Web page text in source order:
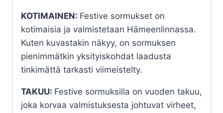
KOTIMAINEN: Festive sormukset on
kotimaisia ja valmistetaan Hämeenlinnassa.
Kuten kuvastakin näkyy, on sormuksen
pienimmätkin yksityiskohdat laadusta
tinkimättä tarkasti viimeistelty.
TAKUU: Festive sormuksilla on vuoden takuu,
joka korvaa valmistuksesta johtuvat virheet,